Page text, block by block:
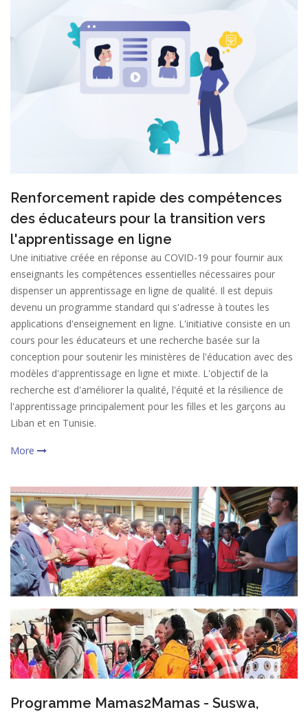
Renforcement rapide des compétences
des éducateurs pour la transition vers
l'apprentissage en ligne
Une initiative créée en réponse au COVID-19 pour fournir aux
enseignants les compétences essentielles nécessaires pour
dispenser un apprentissage en ligne de qualité. Il est depuis
devenu un programme standard qui s'adresse à toutes les
applications d'enseignement en ligne. L'initiative consiste en un
cours pour les éducateurs et une recherche basée sur la
conception pour soutenir les ministères de l'éducation avec des
modèles d'apprentissage en ligne et mixte. L'objectif de la
recherche est d'améliorer la qualité, l'équité et la résilience de
l'apprentissage principalement pour les filles et les garçons au
Liban et en Tunisie.
More
Programme Mamas2Mamas - Suswa,